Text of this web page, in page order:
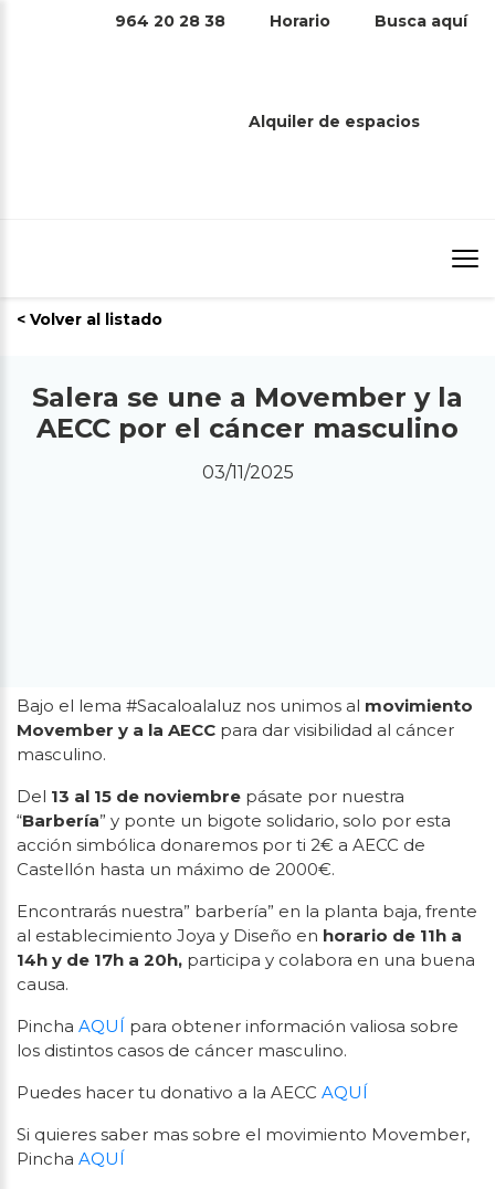
964 20 28 38 Horario Busca aquí
Alquiler de espacios
AECC POR EL CÁNCER MASCULINO
Salera se une a Movember y la AECC por
< Volver al listado
Salera se une a Movember y la
AECC por el cáncer masculino
03/11/2025
Bajo el lema #Sacaloalaluz nos unimos al movimiento
Movember y a la AECC para dar visibilidad al cáncer
masculino.
Del 13 al 15 de noviembre pásate por nuestra
“Barbería” y ponte un bigote solidario, solo por esta
acción simbólica donaremos por ti 2€ a AECC de
Castellón hasta un máximo de 2000€.
Encontrarás nuestra” barbería” en la planta baja, frente
al establecimiento Joya y Diseño en horario de 11h a
14h y de 17h a 20h, participa y colabora en una buena
causa.
Pincha AQUÍ para obtener información valiosa sobre
los distintos casos de cáncer masculino.
Puedes hacer tu donativo a la AECC AQUÍ
Si quieres saber mas sobre el movimiento Movember,
Pincha AQUÍ